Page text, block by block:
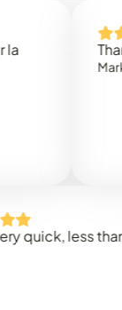
Thank
Mark N.
less than